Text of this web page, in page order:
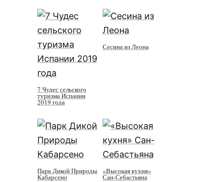
7 Чудес сельского
туризма Испании
2019 года
Сесина из Леона
Парк Дикой Природы
Кабарсено
«Высокая кухня»
Сан-Себастьяна